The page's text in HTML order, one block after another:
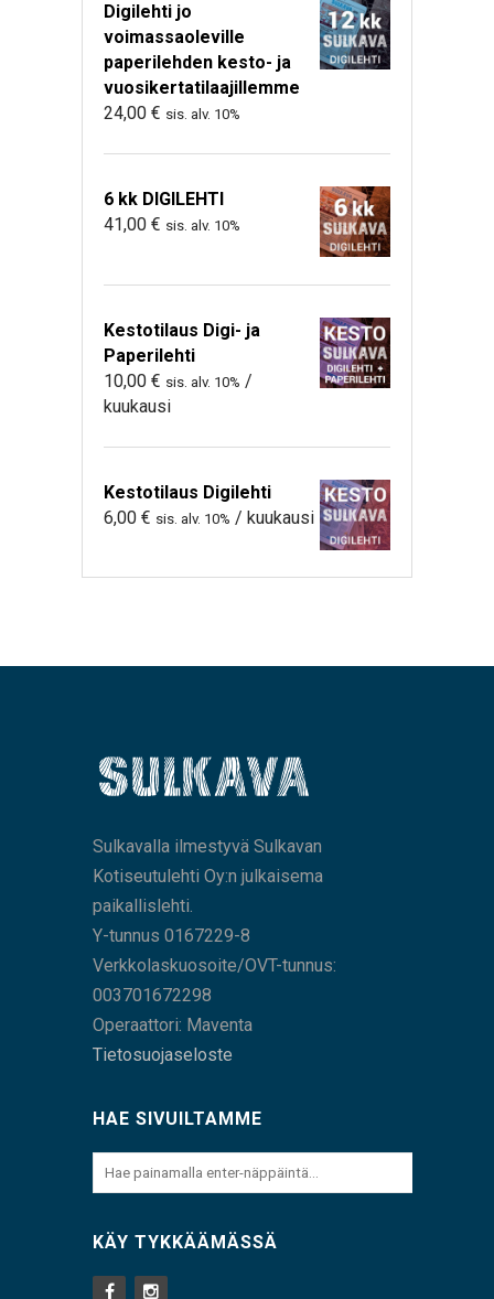
Digilehti jo
voimassaoleville
paperilehden kesto- ja
vuosikertatilaajillemme
24,00 € sis. alv. 10%
6 kk DIGILEHTI
41,00 € sis. alv. 10%
Kestotilaus Digi- ja
Paperilehti
10,00 € sis. alv. 10% /
kuukausi
Kestotilaus Digilehti
6,00 € sis. alv. 10% / kuukausi
Sulkavalla ilmestyvä Sulkavan
Kotiseutulehti Oy:n julkaisema
paikallislehti.
Y-tunnus 0167229-8
Verkkolaskuosoite/OVT-tunnus:
003701672298
Operaattori: Maventa
Tietosuojaseloste
HAE SIVUILTAMME
KÄY TYKKÄÄMÄSSÄ